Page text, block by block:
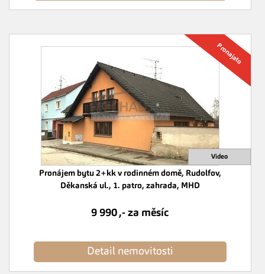
Pronájem bytu 2+kk v rodinném domě, Rudolfov,
Děkanská ul., 1. patro, zahrada, MHD
Detail nemovitosti
9 990 ,- za měsíc